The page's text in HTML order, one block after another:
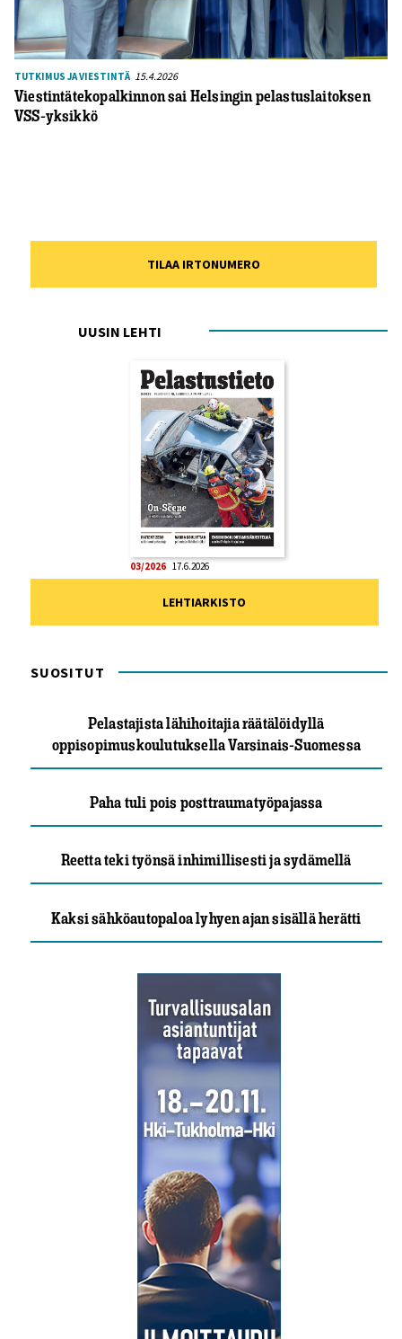
TUTKIMUS JA VIESTINTÄ 15.4.2026
Viestintätekopalkinnon sai Helsingin pelastuslaitoksen
VSS-yksikkö
TILAA IRTONUMERO
UUSIN LEHTI
03/2026 17.6.2026
LEHTIARKISTO
SUOSITUT
Pelastajista lähihoitajia räätälöidyllä
oppisopimuskoulutuksella Varsinais-Suomessa
Paha tuli pois posttraumatyöpajassa
Reetta teki työnsä inhimillisesti ja sydämellä
Kaksi sähköautopaloa lyhyen ajan sisällä herätti